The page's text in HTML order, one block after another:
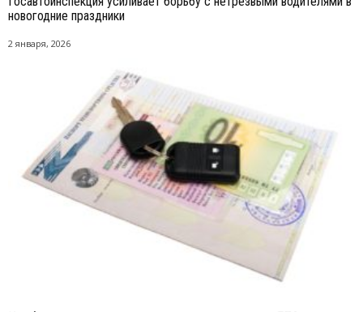
новогодние праздники
2 января, 2026